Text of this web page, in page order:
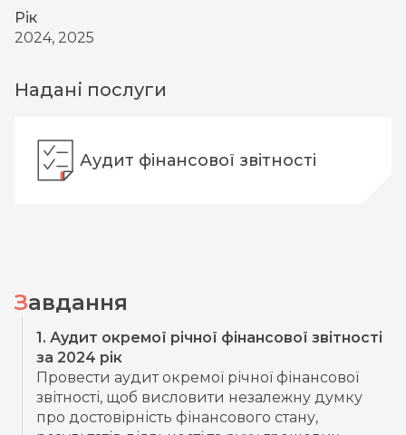
Рік
2024, 2025
Надані послуги
Аудит фінансової звітності
Завдання
1. Аудит окремої річної фінансової звітності
за 2024 рік
Провести аудит окремої річної фінансової
звітності, щоб висловити незалежну думку
про достовірність фінансового стану,